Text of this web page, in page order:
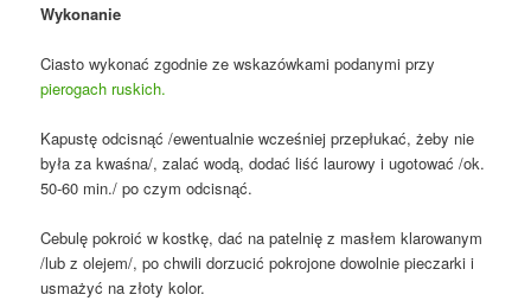
Wykonanie
Ciasto wykonać zgodnie ze wskazówkami podanymi przy
pierogach ruskich.
Kapustę odcisnąć /ewentualnie wcześniej przepłukać, żeby nie
była za kwaśna/, zalać wodą, dodać liść laurowy i ugotować /ok.
50-60 min./ po czym odcisnąć.
Cebulę pokroić w kostkę, dać na patelnię z masłem klarowanym
/lub z olejem/, po chwili dorzucić pokrojone dowolnie pieczarki i
usmażyć na złoty kolor.